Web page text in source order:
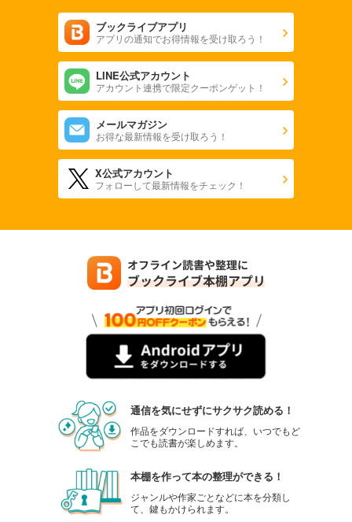
ブックライブアプリ
アプリの通知でお得情報を受け取ろう！
LINE公式アカウント
アカウント連携で限定クーポンゲット！
メールマガジン
お得な最新情報を受け取ろう！
X公式アカウント
フォローして最新情報をチェック！
通信を気にせずにサクサク読める！
作品をダウンロードすれば、いつでもど
こでも読書が楽しめます。
本棚を作って本の整理ができる！
ジャンルや作家ごとなどに本を分類し
て、鍵もかけられます。